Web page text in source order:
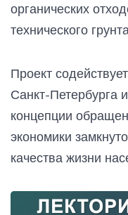
органических
технического
Проект
Санкт-Петербурга
концепции
экономики
качества жизни